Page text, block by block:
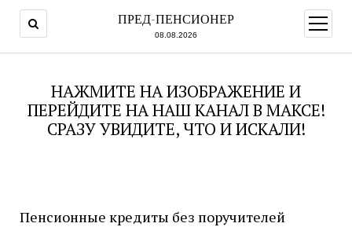
ПРЕД-ПЕНСИОНЕР
08.08.2026
меню
НАЖМИТЕ НА ИЗОБРАЖЕНИЕ И
ПЕРЕЙДИТЕ НА НАШ КАНАЛ В МАКСЕ!
СРАЗУ УВИДИТЕ, ЧТО И ИСКАЛИ!
Пенсионные кредиты без поручителей